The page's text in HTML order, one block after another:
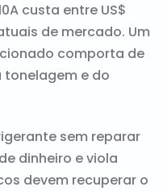
custa entre US$
de mercado. Um
comporta de
tonelagem e do
sem reparar
dinheiro e viola
devem recuperar o